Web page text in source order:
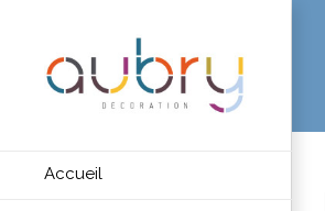
Accueil